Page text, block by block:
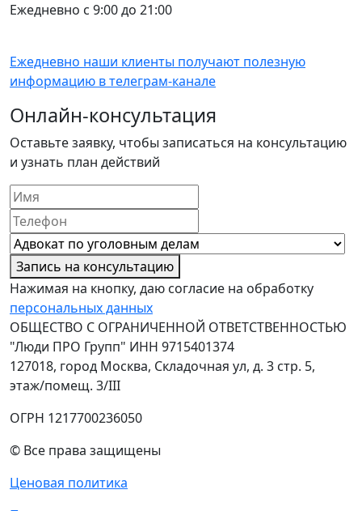
Ежедневно с 9:00 до 21:00
Ежедневно наши клиенты получают полезную
информацию втелеграм-канале
Онлайн-консультация
Оставьте заявку, чтобы записаться на консультацию
и узнать план действий
Запись на консультацию
Нажимая на кнопку, даю согласие на обработку
персональных данных
ОБЩЕСТВО С ОГРАНИЧЕННОЙ ОТВЕТСТВЕННОСТЬЮ
"Люди ПРО Групп" ИНН 9715401374
127018, город Москва, Складочная ул, д. 3 стр. 5,
этаж/помещ. 3/III
ОГРН 1217700236050
© Все права защищены
Ценовая политика